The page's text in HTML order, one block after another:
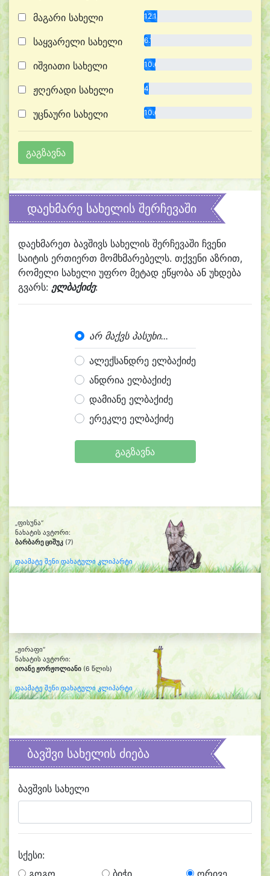
მაგარი სახელი 12.1%
საყვარელი სახელი 6.1%
იშვიათი სახელი 10.6%
ჟღერადი სახელი 4.5%
უცნაური სახელი 10.6%
დაეხმარე სახელის შერჩევაში
დაეხმარეთ ბავშივს სახელის შერჩევაში ჩვენი
საიტის ერთიერთ მომხმარებელს. თქვენი აზრით,
რომელი სახელი უფრო მეტად ეწყობა ან უხდება
გვარს: ელბაქიძე:
არ მაქვს პასუხი...
ალექსანდრე ელბაქიძე
ანდრია ელბაქიძე
დამიანე ელბაქიძე
ერეკლე ელბაქიძე
გაგზავნა
„ფისუნა“
ნახატის ავტორი:
ბარბარე ციშუკ (7)
დაამატე შენი დახატული კლიპარტი
„ჟირაფი“
ნახატის ავტორი:
იოანე ჟორჟოლიანი (6 წლის)
დაამატე შენი დახატული კლიპარტი
ბავშვი სახელის ძიება
ბავშვის სახელი
სქესი:
გოგო
ბიჭი ორივე